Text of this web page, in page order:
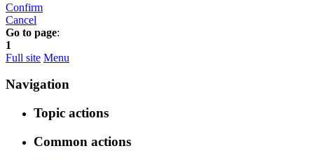
Confirm
Cancel
Go to page:
1
Full site Menu
Navigation
Topic actions
Common actions